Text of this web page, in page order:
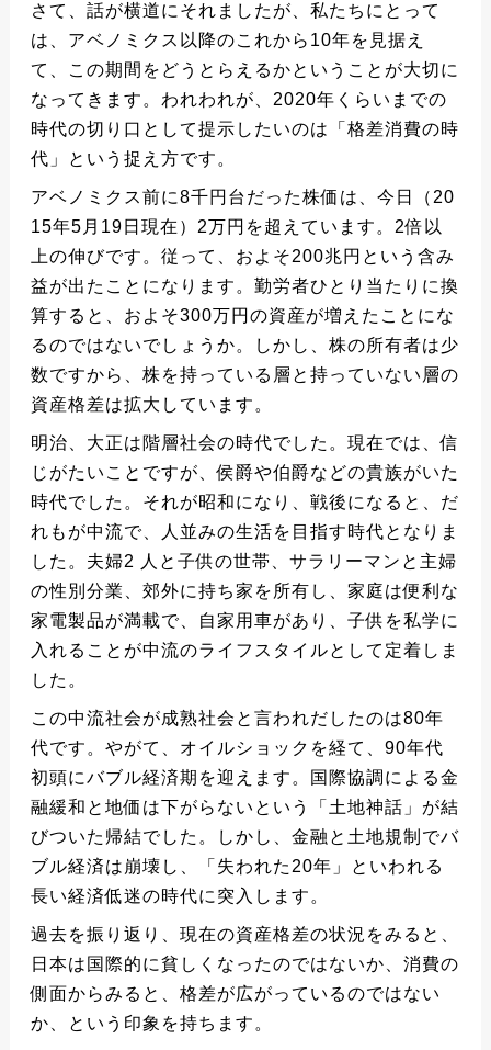
さて、話が横道にそれましたが、私たちにとって
は、アベノミクス以降のこれから10年を見据え
て、この期間をどうとらえるかということが大切に
なってきます。われわれが、2020年くらいまでの
時代の切り口として提示したいのは「格差消費の時
代」という捉え方です。
アベノミクス前に8千円台だった株価は、今日（20
15年5月19日現在）2万円を超えています。2倍以
上の伸びです。従って、およそ200兆円という含み
益が出たことになります。勤労者ひとり当たりに換
算すると、およそ300万円の資産が増えたことにな
るのではないでしょうか。しかし、株の所有者は少
数ですから、株を持っている層と持っていない層の
資産格差は拡大しています。
明治、大正は階層社会の時代でした。現在では、信
じがたいことですが、侯爵や伯爵などの貴族がいた
時代でした。それが昭和になり、戦後になると、だ
れもが中流で、人並みの生活を目指す時代となりま
した。夫婦2 人と子供の世帯、サラリーマンと主婦
の性別分業、郊外に持ち家を所有し、家庭は便利な
家電製品が満載で、自家用車があり、子供を私学に
入れることが中流のライフスタイルとして定着しま
した。
この中流社会が成熟社会と言われだしたのは80年
代です。やがて、オイルショックを経て、90年代
初頭にバブル経済期を迎えます。国際協調による金
融緩和と地価は下がらないという「土地神話」が結
びついた帰結でした。しかし、金融と土地規制でバ
ブル経済は崩壊し、「失われた20年」といわれる
長い経済低迷の時代に突入します。
過去を振り返り、現在の資産格差の状況をみると、
日本は国際的に貧しくなったのではないか、消費の
側面からみると、格差が広がっているのではない
か、という印象を持ちます。